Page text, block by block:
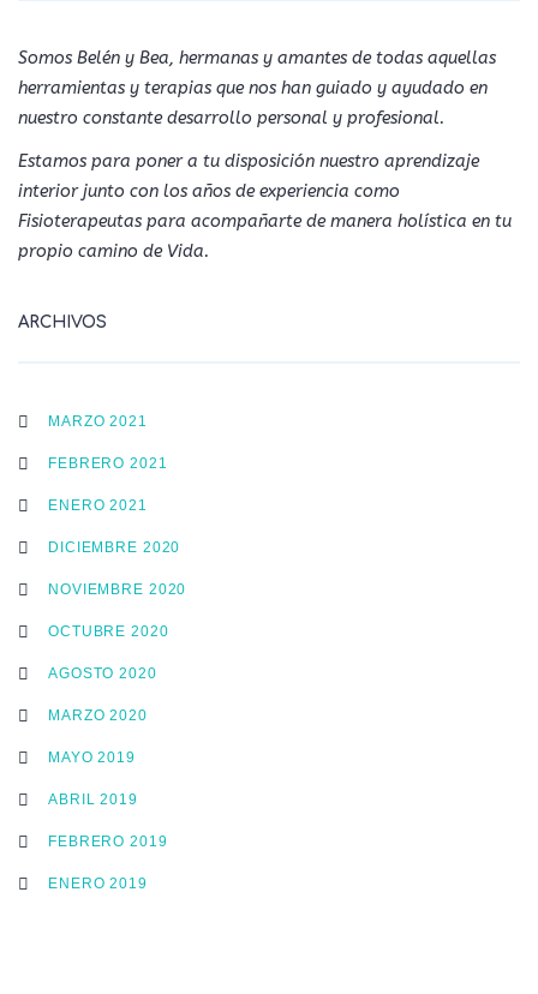
Somos Belén y Bea, hermanas y amantes de todas aquellas
herramientas y terapias que nos han guiado y ayudado en
nuestro constante desarrollo personal y profesional.
Estamos para poner a tu disposición nuestro aprendizaje
interior junto con los años de experiencia como
Fisioterapeutas para acompañarte de manera holística en tu
propio camino de Vida.
ARCHIVOS
MARZO 2021
FEBRERO 2021
ENERO 2021
DICIEMBRE 2020
NOVIEMBRE 2020
OCTUBRE 2020
AGOSTO 2020
MARZO 2020
MAYO 2019
ABRIL 2019
FEBRERO 2019
ENERO 2019